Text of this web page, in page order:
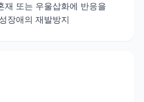
재 또는 우울삽화에 반응을
장애의 재발방지